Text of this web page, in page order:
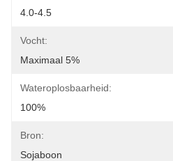
4.0-4.5
Vocht:
Maximaal 5%
Wateroplosbaarheid:
100%
Bron:
Sojaboon